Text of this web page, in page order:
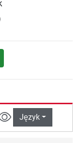
Język